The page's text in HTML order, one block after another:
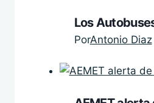
Los
PorAntonio Diaz